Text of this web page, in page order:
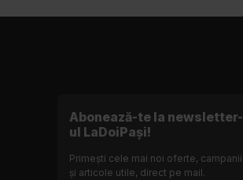
Abonează-te la newsletter-
ul LaDoiPași!
Primești cele mai noi oferte, campanii
și articole utile, direct pe mail.